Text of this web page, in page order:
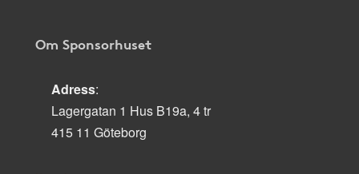
Om Sponsorhuset
Adress:
Lagergatan 1 Hus B19a, 4 tr
415 11 Göteborg